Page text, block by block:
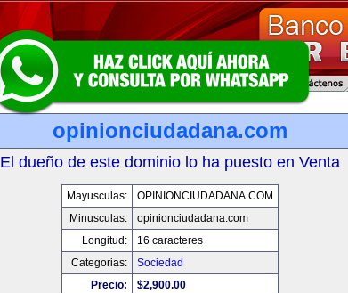
opinionciudadana.com
El dueño de este dominio lo ha puesto en Venta
Mayusculas:
OPINIONCIUDADANA.COM
Minusculas:
opinionciudadana.com
Longitud:
16 caracteres
Categorias:
Sociedad
Precio:
$2,900.00